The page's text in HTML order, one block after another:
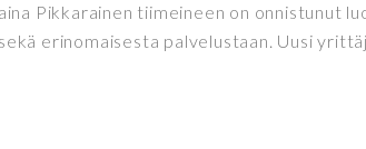
Pikkarainen tiimeineen on onnistunut
erinomaisesta palvelustaan. Uusi